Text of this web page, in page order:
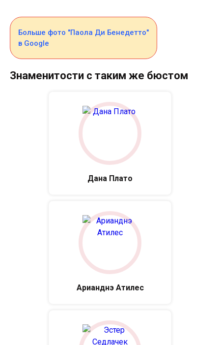
Больше фото "Паола Ди Бенедетто"
в Google
Знаменитости с таким же бюстом
Дана Плато
Арианднэ Атилес